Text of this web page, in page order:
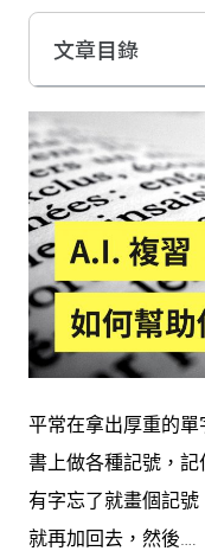
文章目錄
平常在拿出厚重的
書上做各種記號，
有字忘了就畫個記
就再加回去，然後